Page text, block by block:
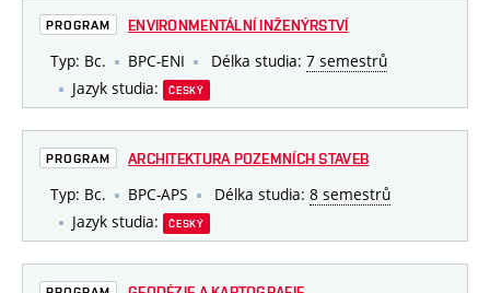
PROGRAM ENVIRONMENTÁLNÍ INŽENÝRSTVÍ
Typ: Bc. BPC-ENI Délka studia: 7 semestrů
Jazyk studia:
ČESKÝ
PROGRAM ARCHITEKTURA POZEMNÍCH STAVEB
Typ: Bc. BPC-APS Délka studia: 8 semestrů
Jazyk studia:
ČESKÝ